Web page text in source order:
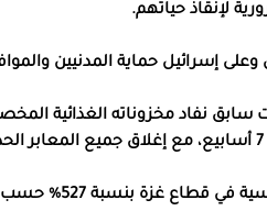
لإنقاذ حياتهم.
إسرائيل حماية المدنيين
سابق نفاد مخزوناته الغذائية
فيما ارتفعت أسعار